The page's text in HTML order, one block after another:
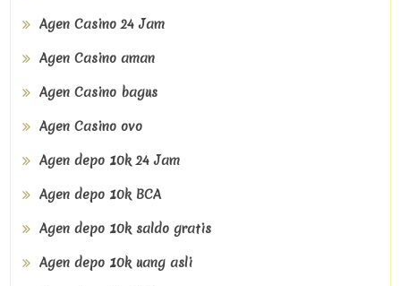
Agen Casino 24 Jam
Agen Casino aman
Agen Casino bagus
Agen Casino ovo
Agen depo 10k 24 Jam
Agen depo 10k BCA
Agen depo 10k saldo gratis
Agen depo 10k uang asli